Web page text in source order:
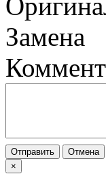
Замена
Отправить
Отмена
×